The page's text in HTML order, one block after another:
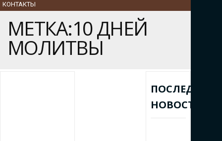
КОНТАКТЫ
МЕТКА:10 ДНЕЙ
МОЛИТВЫ
ПОСЛЕДНИЕ
НОВОСТИ